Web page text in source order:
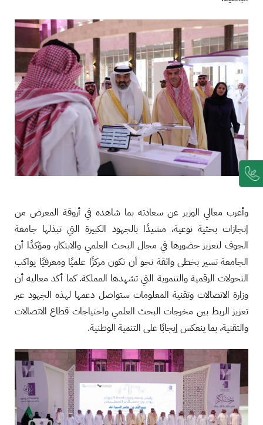
وأعرب معالي الوزير عن سعادته بما شاهده في أروقة المعرض من
إنجازات بحثية نوعية، مشيدًا بالجهود الكبيرة التي تبذلها جامعة
الجوف لتعزيز حضورها في مجال البحث العلمي والابتكار، ومؤكدًا أن
الجامعة تسير بخطى واثقة نحو أن تكون مركزًا علميًا ومعرفيًا يواكب
التحولات الرقمية والتنموية التي تشهدها المملكة. كما أكد معاليه أن
وزارة الاتصالات وتقنية المعلومات ستواصل دعمها لهذه الجهود عبر
تعزيز الربط بين مخرجات البحث العلمي واحتياجات قطاع الاتصالات
والتقنية، بما ينعكس إيجابًا على التنمية الوطنية.